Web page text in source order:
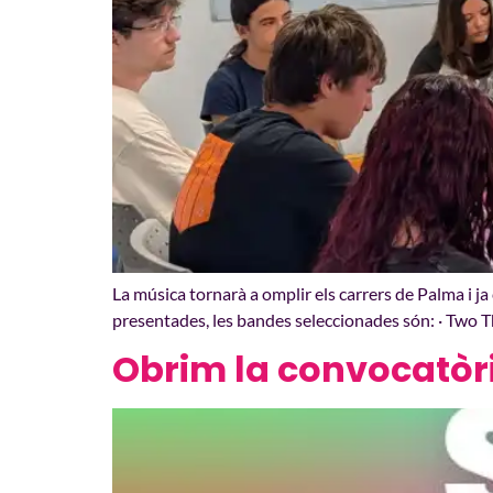
La música tornarà a omplir els carrers de Palma i
presentades, les bandes seleccionades són: · Two
Obrim la